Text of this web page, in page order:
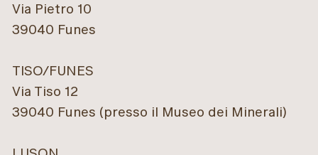
Via Pietro 10
39040 Funes
TISO/FUNES
Via Tiso 12
39040 Funes (presso il Museo dei Minerali)